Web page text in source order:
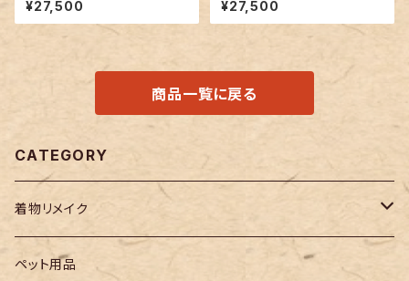
¥27,500 ¥27,500
商品一覧に戻る
CATEGORY
着物リメイク
メンズ
ペット用品